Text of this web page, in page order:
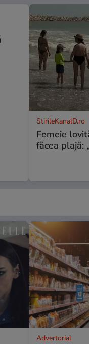
StirileKanalD.ro
Femeie
făcea plajă:
Advertorial